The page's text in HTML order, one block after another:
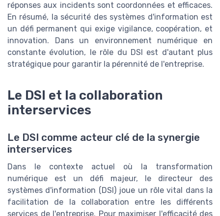
réponses aux incidents sont coordonnées et efficaces.
En résumé, la sécurité des systèmes d'information est
un défi permanent qui exige vigilance, coopération, et
innovation. Dans un environnement numérique en
constante évolution, le rôle du DSI est d'autant plus
stratégique pour garantir la pérennité de l'entreprise.
Le DSI et la collaboration
interservices
Le DSI comme acteur clé de la synergie
interservices
Dans le contexte actuel où la transformation
numérique est un défi majeur, le directeur des
systèmes d'information (DSI) joue un rôle vital dans la
facilitation de la collaboration entre les différents
services de l'entreprise. Pour maximiser l'efficacité des